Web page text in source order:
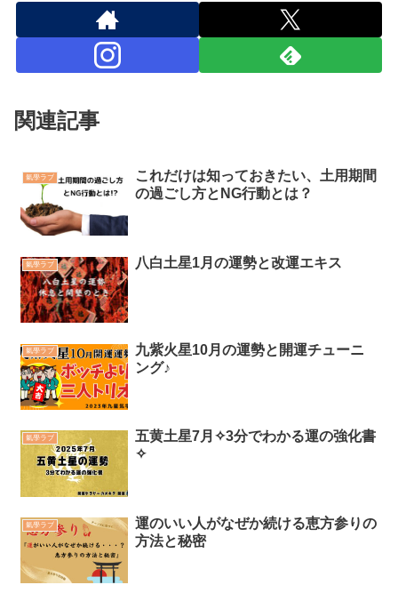
関連記事
氣學ラブ
これだけは知っておきたい、土用期間
の過ごし方とNG行動とは？
氣學ラブ 八白土星1月の運勢と改運エキス
氣學ラブ
九紫火星10月の運勢と開運チューニ
ング♪
氣學ラブ
五黄土星7月✧3分でわかる運の強化書
✧
氣學ラブ
運のいい人がなぜか続ける恵方参りの
方法と秘密